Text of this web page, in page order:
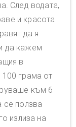
След водата,
и красота
да я
да кажем
в
100 грама от
към 6
се ползва
излиза на